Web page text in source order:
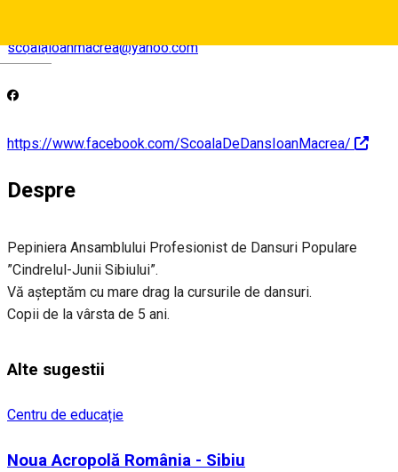
Deutsch
scoalaioanmacrea@yahoo.com
https://www.facebook.com/ScoalaDeDansIoanMacrea/
Despre
Pepiniera Ansamblului Profesionist de Dansuri Populare
”Cindrelul-Junii Sibiului”.
Vă așteptăm cu mare drag la cursurile de dansuri.
Copii de la vârsta de 5 ani.
Alte sugestii
Centru de educație
Noua Acropolă România - Sibiu